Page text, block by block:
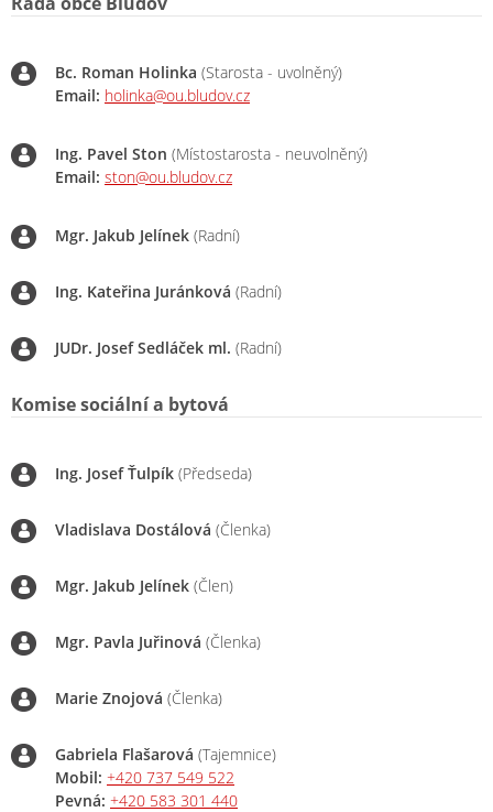
Bc. Roman Holinka (Starosta - uvolněný)
Email: holinka@ou.bludov.cz
Ing. Pavel Ston (Místostarosta - neuvolněný)
Email: ston@ou.bludov.cz
Mgr. Jakub Jelínek (Radní)
Ing. Kateřina Juránková (Radní)
JUDr. Josef Sedláček ml. (Radní)
Komise sociální a bytová
Ing. Josef Ťulpík (Předseda)
Vladislava Dostálová (Členka)
Mgr. Jakub Jelínek (Člen)
Mgr. Pavla Juřinová (Členka)
Marie Znojová (Členka)
Gabriela Flašarová (Tajemnice)
Mobil: +420 737 549 522
Pevná: +420 583 301 440